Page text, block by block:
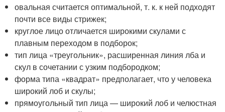
овальная считается оптимальной, т. к. к ней подходят
почти все виды стрижек;
круглое лицо отличается широкими скулами с
плавным переходом в подборок;
тип лица «треугольник», расширенная линия лба и
скул в сочетании с узким подбородком;
форма типа «квадрат» предполагает, что у человека
широкий лоб и скулы;
прямоугольный тип лица — широкий лоб и челюстная